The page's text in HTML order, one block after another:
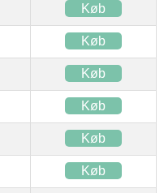
Køb
Køb
Køb
Køb
Køb
Køb